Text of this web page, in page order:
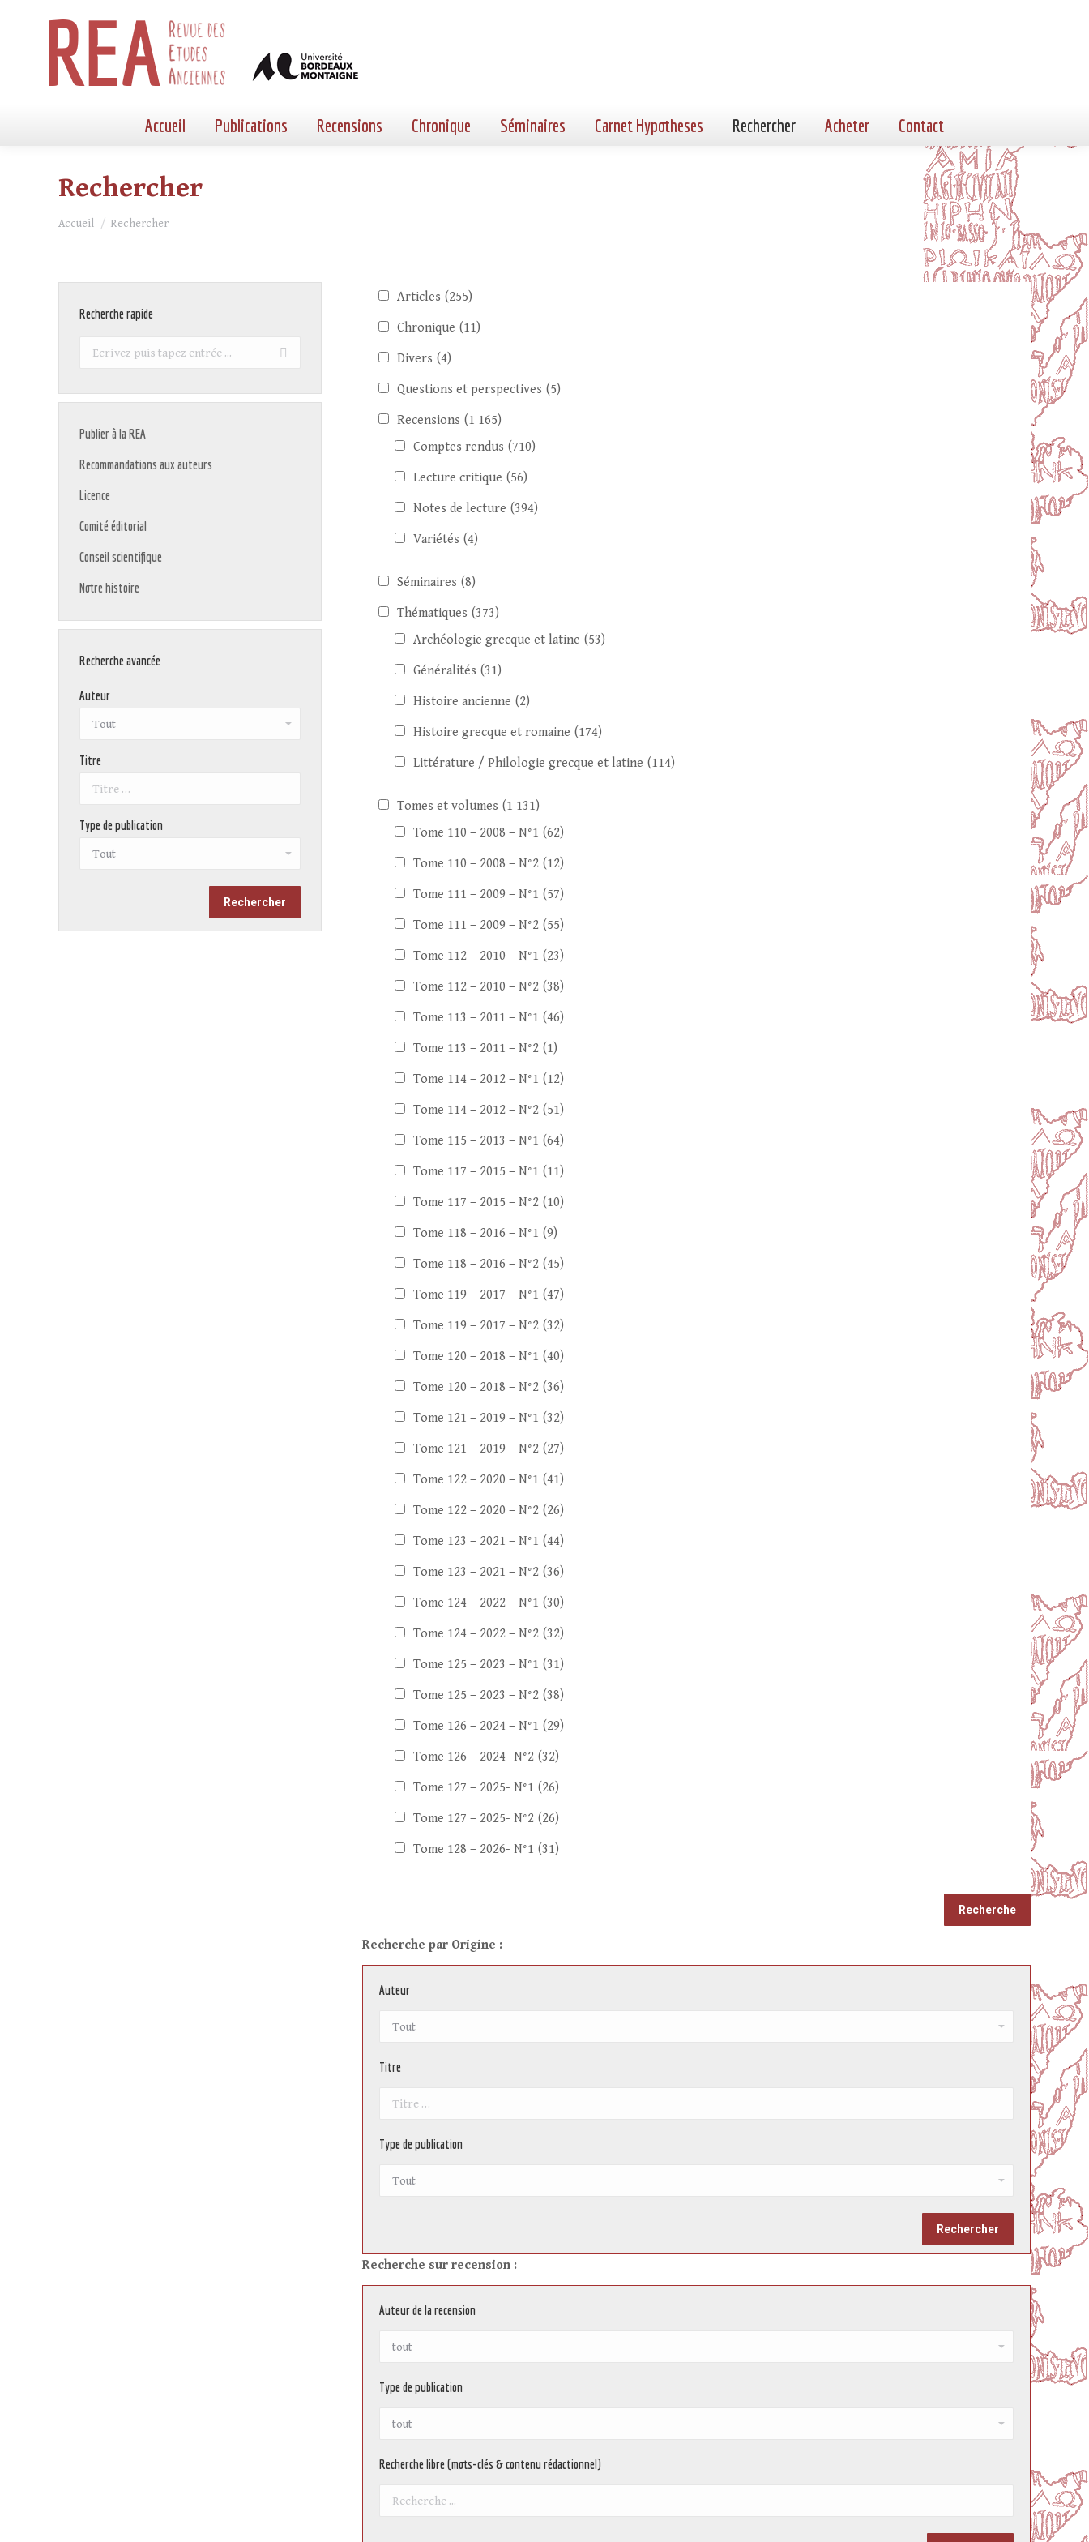
Accueil Publications Recensions Chronique Séminaires Carnet Hypotheses Rechercher Acheter Contact
Rechercher
Vous êtes ici :
Accueil Rechercher
Articles (255)
Chronique (11)
Divers (4)
Questions et perspectives (5)
Recensions (1 165)
Comptes rendus (710)
Lecture critique (56)
Notes de lecture (394)
Variétés (4)
Séminaires (8)
Thématiques (373)
Archéologie grecque et latine (53)
Généralités (31)
Histoire ancienne (2)
Histoire grecque et romaine (174)
Littérature / Philologie grecque et latine (114)
Tomes et volumes (1 131)
Tome 110 – 2008 – N°1 (62)
Tome 110 – 2008 – N°2 (12)
Tome 111 – 2009 – N°1 (57)
Tome 111 – 2009 – N°2 (55)
Tome 112 – 2010 – N°1 (23)
Tome 112 – 2010 – N°2 (38)
Tome 113 – 2011 – N°1 (46)
Tome 113 – 2011 – N°2 (1)
Tome 114 – 2012 – N°1 (12)
Tome 114 – 2012 – N°2 (51)
Tome 115 – 2013 – N°1 (64)
Tome 117 – 2015 – N°1 (11)
Tome 117 – 2015 – N°2 (10)
Tome 118 – 2016 – N°1 (9)
Tome 118 – 2016 – N°2 (45)
Tome 119 – 2017 – N°1 (47)
Tome 119 – 2017 – N°2 (32)
Tome 120 – 2018 – N°1 (40)
Tome 120 – 2018 – N°2 (36)
Tome 121 – 2019 – N°1 (32)
Tome 121 – 2019 – N°2 (27)
Tome 122 – 2020 – N°1 (41)
Tome 122 – 2020 – N°2 (26)
Tome 123 – 2021 – N°1 (44)
Tome 123 – 2021 – N°2 (36)
Tome 124 – 2022 – N°1 (30)
Tome 124 – 2022 – N°2 (32)
Tome 125 – 2023 – N°1 (31)
Tome 125 – 2023 – N°2 (38)
Tome 126 – 2024 – N°1 (29)
Tome 126 – 2024- N°2 (32)
Tome 127 – 2025- N°1 (26)
Tome 127 – 2025- N°2 (26)
Tome 128 – 2026- N°1 (31)
Recherche par Origine :
Auteur
Titre
Type de publication
Recherche sur recension :
Auteur de la recension
Type de publication
Recherche libre (mots-clés & contenu rédactionnel)
Recherche rapide
Recherche
Publier à la REA
Recommandations aux auteurs
Licence
Comité éditorial
Conseil scientifique
Notre histoire
Recherche avancée
Auteur
Titre
Type de publication